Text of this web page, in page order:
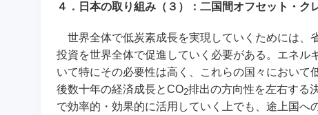
４．日本の取り組み（３）：二国間オフセット・ク
世界全体で低炭素成長を実現していくためには、
投資を世界全体で促進していく必要がある。エネ
いて特にその必要性は高く、これらの国々におい
後数十年の経済成長とCO2排出の方向性を左右する
で効率的・効果的に活用していく上でも、途上国